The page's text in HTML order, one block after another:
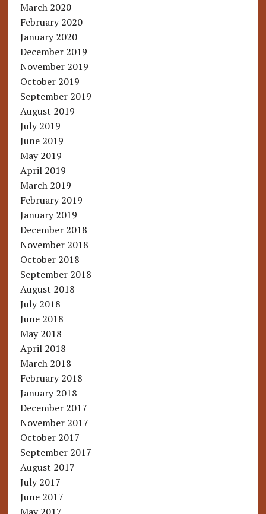
March 2020
February 2020
January 2020
December 2019
November 2019
October 2019
September 2019
August 2019
July 2019
June 2019
May 2019
April 2019
March 2019
February 2019
January 2019
December 2018
November 2018
October 2018
September 2018
August 2018
July 2018
June 2018
May 2018
April 2018
March 2018
February 2018
January 2018
December 2017
November 2017
October 2017
September 2017
August 2017
July 2017
June 2017